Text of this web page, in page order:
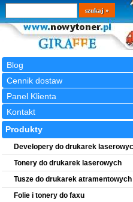
Blog
Cennik dostaw
Panel Klienta
Kontakt
Wyszukiwarka
szukaj
Produkty
Developery do drukarek
Tonery do drukarek laserowych
Tusze do drukarek atramentowych
Folie i tonery do faxu